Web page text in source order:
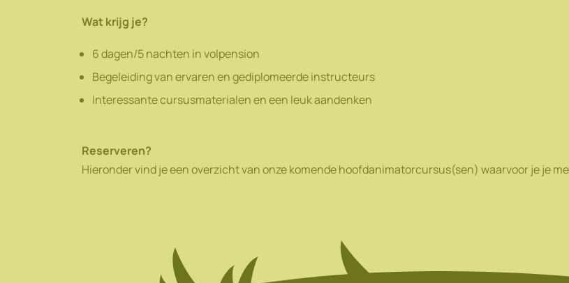
Wat krijg je?
6 dagen/5 nachten in volpension
Begeleiding van ervaren en gediplomeerde instructeurs
Interessante cursusmaterialen en een leuk aandenken
Reserveren?
Hieronder vind je een overzicht van onze komende hoofdanimatorcursus(sen) waarvoor je je